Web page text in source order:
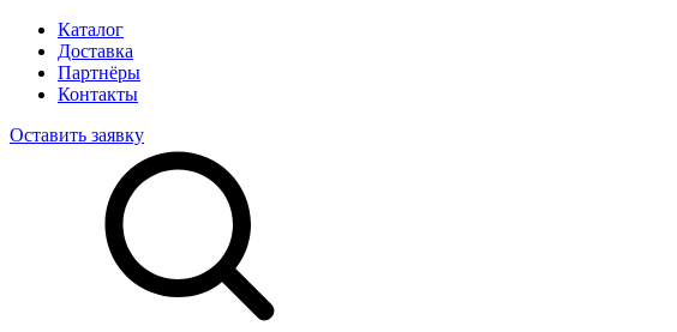
Каталог
Доставка
Партнёры
Контакты
Оставить заявку